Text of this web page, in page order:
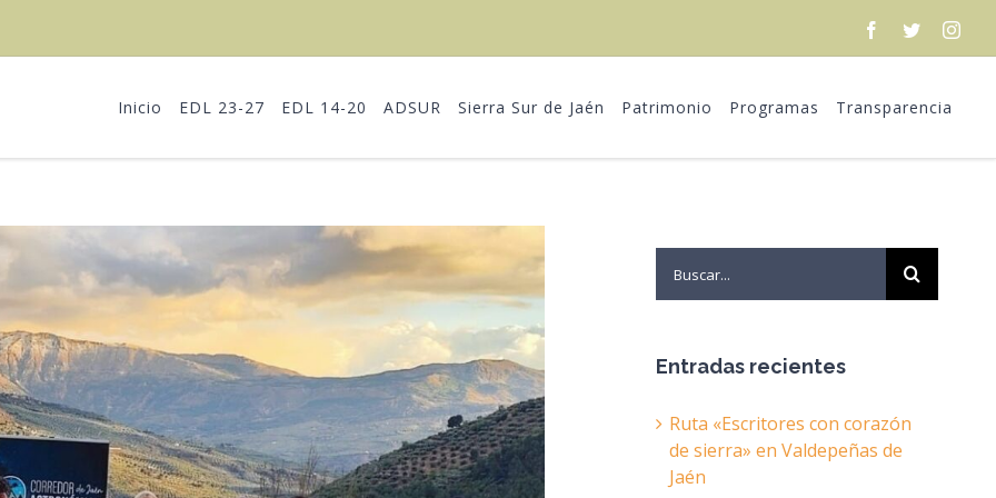
Facebook
Twitter
Inicio EDL 23-27 EDL 14-20 ADSUR Sierra Sur de Jaén Patrimonio Programas Transparencia
for:
Entradas recientes
Ruta «Escritores con corazón
de sierra» en Valdepeñas de
Jaén